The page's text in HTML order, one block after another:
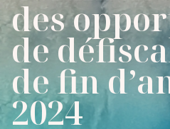
des
de
de fin
2024